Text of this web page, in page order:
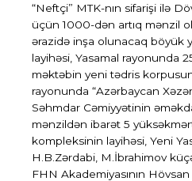
“Neftçi” MTK-nın sifarişi ilə
üçün 1000-dən artıq mənzil
ərazidə inşa olunacaq böyük
layihəsi, Yasamal rayonunda
məktəbin yeni tədris
rayonunda “Azərbaycan
Səhmdar Cəmiyyətinin
mənzildən ibarət 5
kompleksinin layihəsi, Yeni
H.B.Zərdabi, M.İbrahimov
FHN Akademiyasının